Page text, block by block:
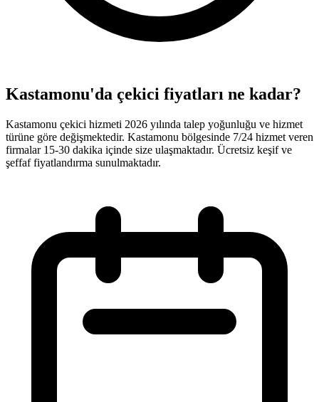
Kastamonu'da çekici fiyatları ne kadar?
Kastamonu çekici hizmeti 2026 yılında talep yoğunluğu ve hizmet
türüne göre değişmektedir. Kastamonu bölgesinde 7/24 hizmet veren
firmalar 15-30 dakika içinde size ulaşmaktadır. Ücretsiz keşif ve
şeffaf fiyatlandırma sunulmaktadır.